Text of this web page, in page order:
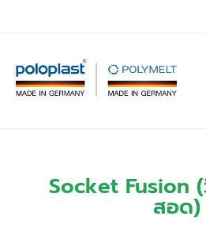
Socket Fusion (
สอด)